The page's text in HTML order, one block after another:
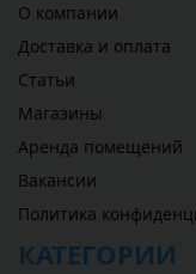
О компании
Доставка и оплата
Статьи
Магазины
Аренда помещений
Вакансии
Политика
КАТЕГОРИИ